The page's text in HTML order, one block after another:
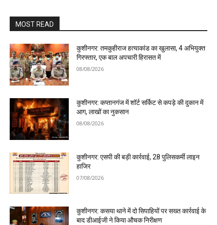
MOST READ
कुशीनगर: तमकुहीराज हत्याकांड का खुलासा, 4 अभियुक्त
गिरफ्तार, एक बाल अपचारी हिरासत में
08/08/2026
कुशीनगर: कप्तानगंज में शॉर्ट सर्किट से कपड़े की दुकान में
आग, लाखों का नुकसान
08/08/2026
कुशीनगर: एसपी की बड़ी कार्रवाई, 28 पुलिसकर्मी लाइन
हाजिर
07/08/2026
कुशीनगर: कसया थाने में दो सिपाहियों पर सख्त कार्रवाई के
बाद डीआईजी ने किया औचक निरीक्षण